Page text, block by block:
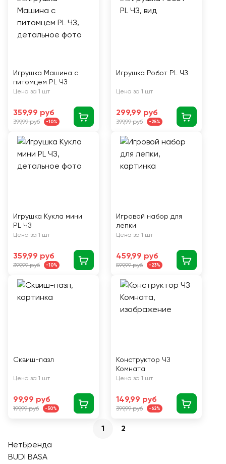
Игрушка Машина с
питомцем PL ЧЗ
Цена за 1 шт
359,99 руб
399,99 руб -10%
Игрушка Робот PL ЧЗ
Цена за 1 шт
299,99 руб
399,99 руб -25%
Игрушка Кукла мини
PL ЧЗ
Цена за 1 шт
359,99 руб
399,99 руб -10%
Игровой набор для
лепки
Цена за 1 шт
459,99 руб
599,99 руб -23%
Сквиш-пазл
Цена за 1 шт
99,99 руб
199,99 руб -50%
Конструктор ЧЗ
Комната
Цена за 1 шт
149,99 руб
399,99 руб -62%
1
2
НетБренда
BUDI BASA